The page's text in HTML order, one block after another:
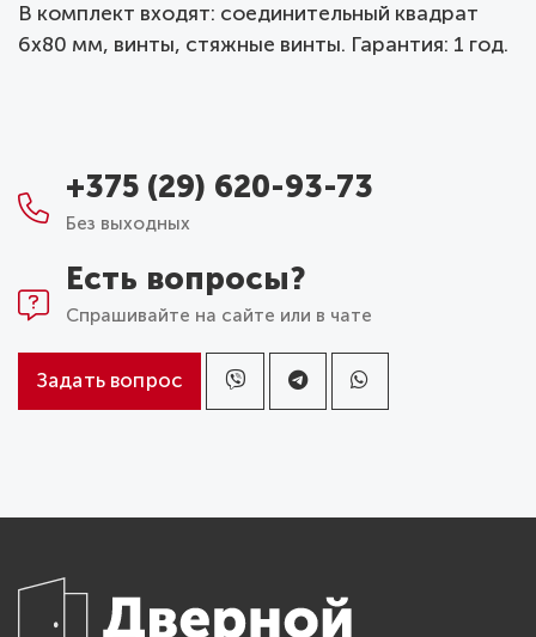
В комплект входят: соединительный квадрат
6x80 мм, винты, стяжные винты. Гарантия: 1 год.
+375 (29) 620-93-73
Без выходных
Есть вопросы?
Спрашивайте на сайте или в чате
Задать вопрос